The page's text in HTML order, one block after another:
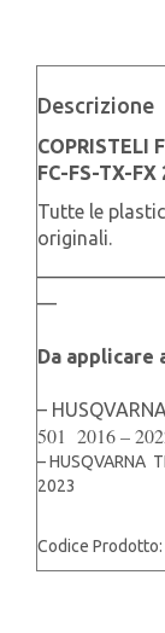
Descrizione
COPRISTELI
FC-FS-TX-FX
Tutte le
originali.
—
Da applicare
– HUSQVARNA
501 2016 –
– HUSQVARNA
2023
Codice Prodotto: